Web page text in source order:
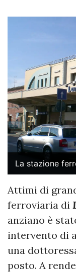
La stazione
Attimi di
ferroviaria di
anziano è
intervento di
una
posto. A